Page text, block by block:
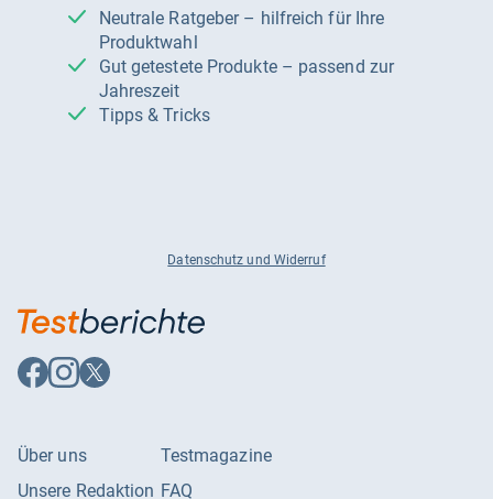
Neutrale Ratgeber – hilfreich für Ihre
Produktwahl
Gut getestete Produkte – passend zur
Jahreszeit
Tipps & Tricks
Datenschutz und Widerruf
Auf
Facebook
Auf
Instagram
Auf
X
Über uns
Unsere Redaktion
Testmagazine
FAQ